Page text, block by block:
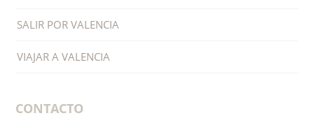
SALIR POR VALENCIA
VIAJAR A VALENCIA
CONTACTO